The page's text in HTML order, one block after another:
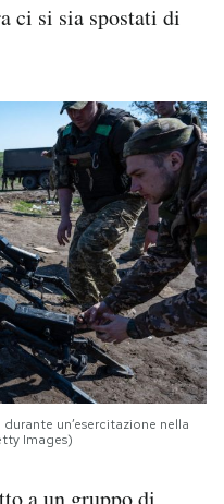
ci si sia spostati di
un’esercitazione nella
Images)